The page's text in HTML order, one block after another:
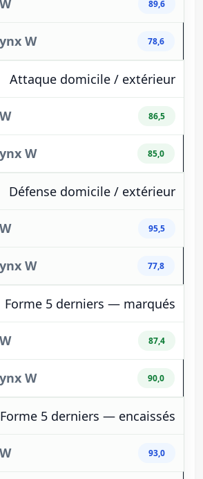
89,6
78,6
Attaque domicile / extérieur
86,5
85,0
Défense domicile / extérieur
95,5
77,8
Forme 5 derniers — marqués
87,4
90,0
Forme 5 derniers — encaissés
93,0